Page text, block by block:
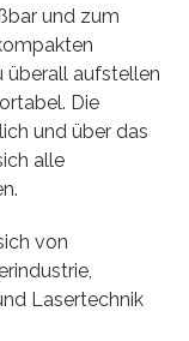
und zum
überall aufstellen
Die
und über das
alle
von
Lasertechnik